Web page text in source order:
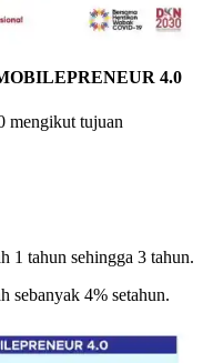
4.0
mengikut tujuan
1 tahun sehingga 3 tahun.
sebanyak 4% setahun.